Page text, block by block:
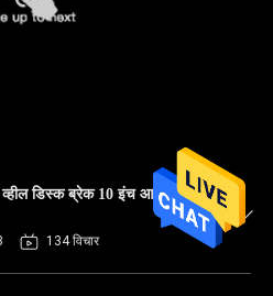
व्हील डिस्क ब्रेक 10 इंच आईपी66
134 विचार